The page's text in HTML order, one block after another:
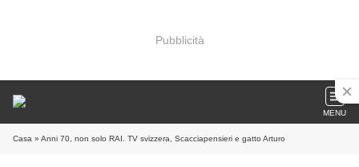
Pubblicità
MENU
Casa » Anni 70, non solo RAI. TV svizzera, Scacciapensieri e gatto Arturo